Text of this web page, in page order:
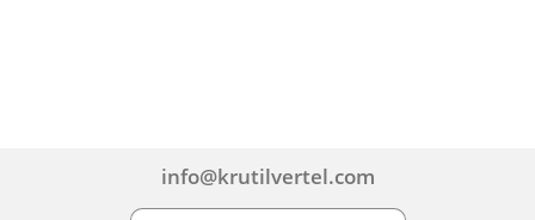
info@krutilvertel.com